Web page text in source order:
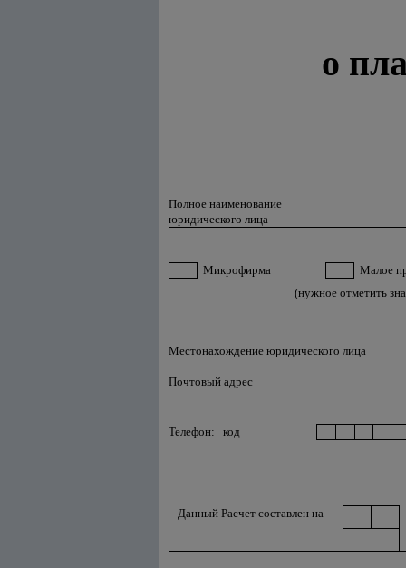
о
Полное наименование
юридического лица
Микрофирма
Малое
(нужное отметить
Местонахождение юридического лица
Почтовый адрес
Телефон: код
Данный Расчет составлен на